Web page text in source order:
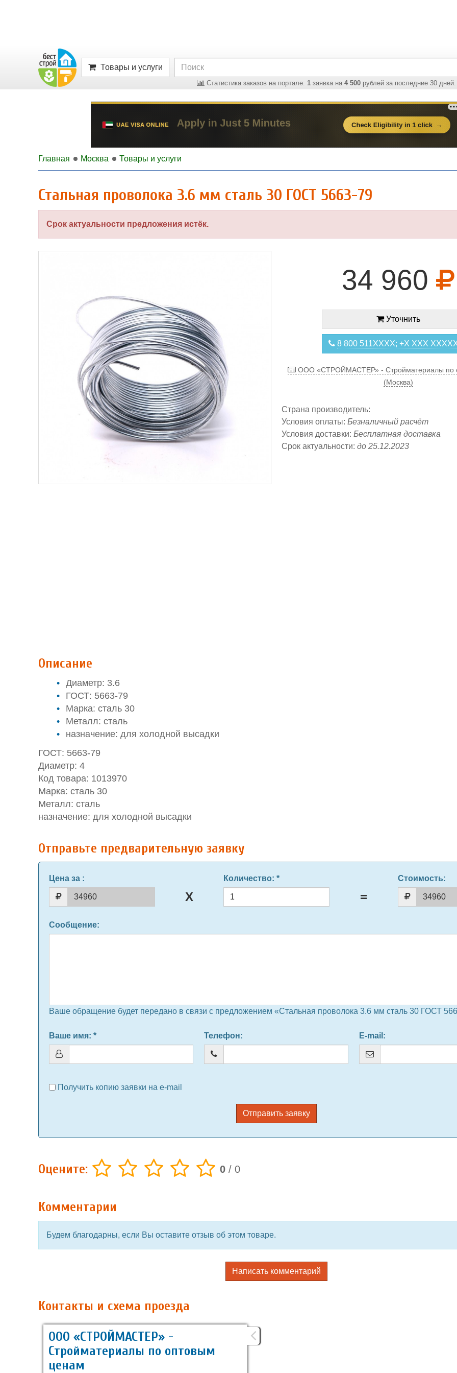
Товары и услуги
Статистика заказов на портале: 1заявка на 4 500рублей за последние 30 дней.
Главная Москва Товары и услуги
Стальная проволока 3.6 мм сталь 30 ГОСТ 5663-79
Срок актуальности предложения истёк.
34 960
Уточнить
8 800 511XXXX; +X XXX
ООО «СТРОЙМАСТЕР» - Стройматериалы по
(Москва)
Страна производитель:
Условия оплаты: Безналичный расчёт
Условия доставки: Бесплатная доставка
Срок актуальности: до 25.12.2023
Описание
Диаметр: 3.6
ГОСТ: 5663-79
Марка: сталь 30
Металл: сталь
назначение: для холодной высадки
ГОСТ: 5663-79
Диаметр: 4
Код товара: 1013970
Марка: сталь 30
Металл: сталь
назначение: для холодной высадки
Отправьте предварительную заявку
Цена за : Количество: * Стоимость:
Сообщение:
Ваше обращение будет передано в связи с предложением «Стальная проволока 3.6 мм сталь 30 ГОСТ
Ваше имя: * Телефон: E-mail :
Получить копию заявки на e-mail
Отправить заявку
Оцените: 0 / 0
Комментарии
Будем благодарны, если Вы оставите отзыв об этом товаре.
Написать комментарий
Контакты и схема проезда
ООО «СТРОЙМАСТЕР» -
Стройматериалы по оптовым
ценам